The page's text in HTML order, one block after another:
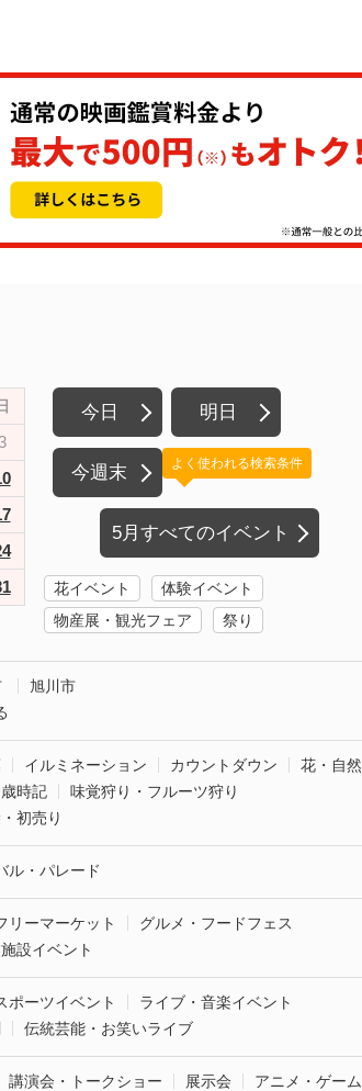
今日 明日
今週末
5月すべてのイベント
よく使われる検索条件
花イベント
体験イベント
物産展・観光フェア
祭り
旭川市
イルミネーション カウントダウン
花・自然
時記
味覚狩り・フルーツ狩り
初売り
ル・パレード
リーマーケット
グルメ・フードフェス
設イベント
ポーツイベント
ライブ・音楽イベント
伝統芸能・お笑いライブ
講演会・トークショー 展示会 アニメ・ゲーム